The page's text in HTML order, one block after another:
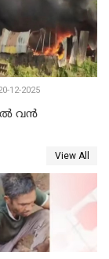
12-2025
വൻ
View All